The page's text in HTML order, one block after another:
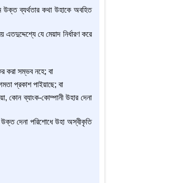
উক্ত ব্যর্থতার কথা উহাকে অবহিত
যে মেয়াদ নির্ধারণ করে
করা সম্ভব নহে; বা
প্রকাশ পাইয়াছে; বা
কোন ব্যাংক-কোম্পানী উহার দেনা
দেনা পরিশোধে উহা অস্বীকৃতি